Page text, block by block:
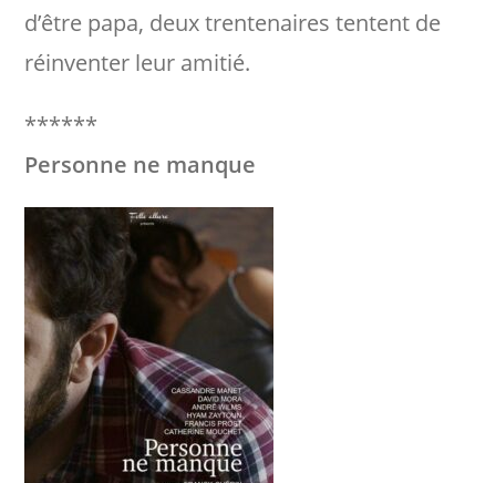
d’être papa, deux trentenaires tentent de
réinventer leur amitié.
******
Personne ne manque